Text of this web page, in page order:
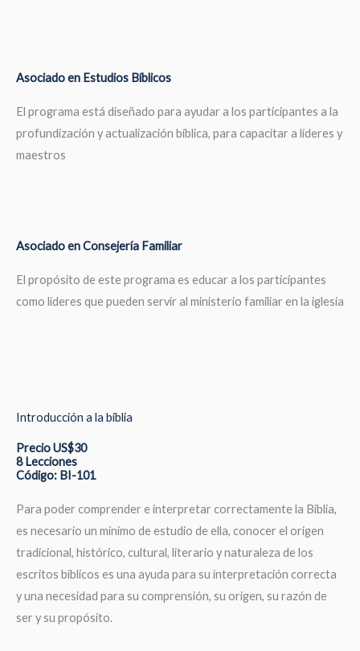
Asociado en Estudios Bíblicos
El programa está diseñado para ayudar a los participantes a la
profundización y actualización bíblica, para capacitar a líderes y
maestros
Asociado en Consejería Familiar
El propósito de este programa es educar a los participantes
como líderes que pueden servir al ministerio familiar en la iglesia
Introducción a la biblia
Precio US$30
8 Lecciones
Código: BI-101
Para poder comprender e interpretar correctamente la Biblia,
es necesario un mínimo de estudio de ella, conocer el origen
tradicional, histórico, cultural, literario y naturaleza de los
escritos bíblicos es una ayuda para su interpretación correcta
y una necesidad para su comprensión, su origen, su razón de
ser y su propósito.